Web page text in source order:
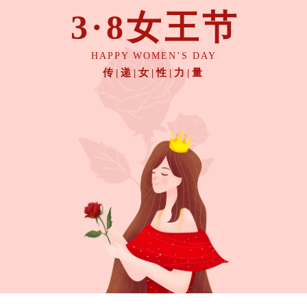
3·8女王节
HAPPY WOMEN’S DAY
传|递|女|性|力|量